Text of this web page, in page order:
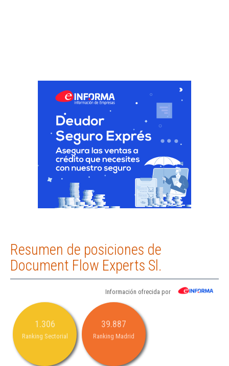
Resumen de posiciones de
Document Flow Experts Sl.
Información ofrecida por
1.306
Ranking Sectorial
39.887
Ranking Madrid